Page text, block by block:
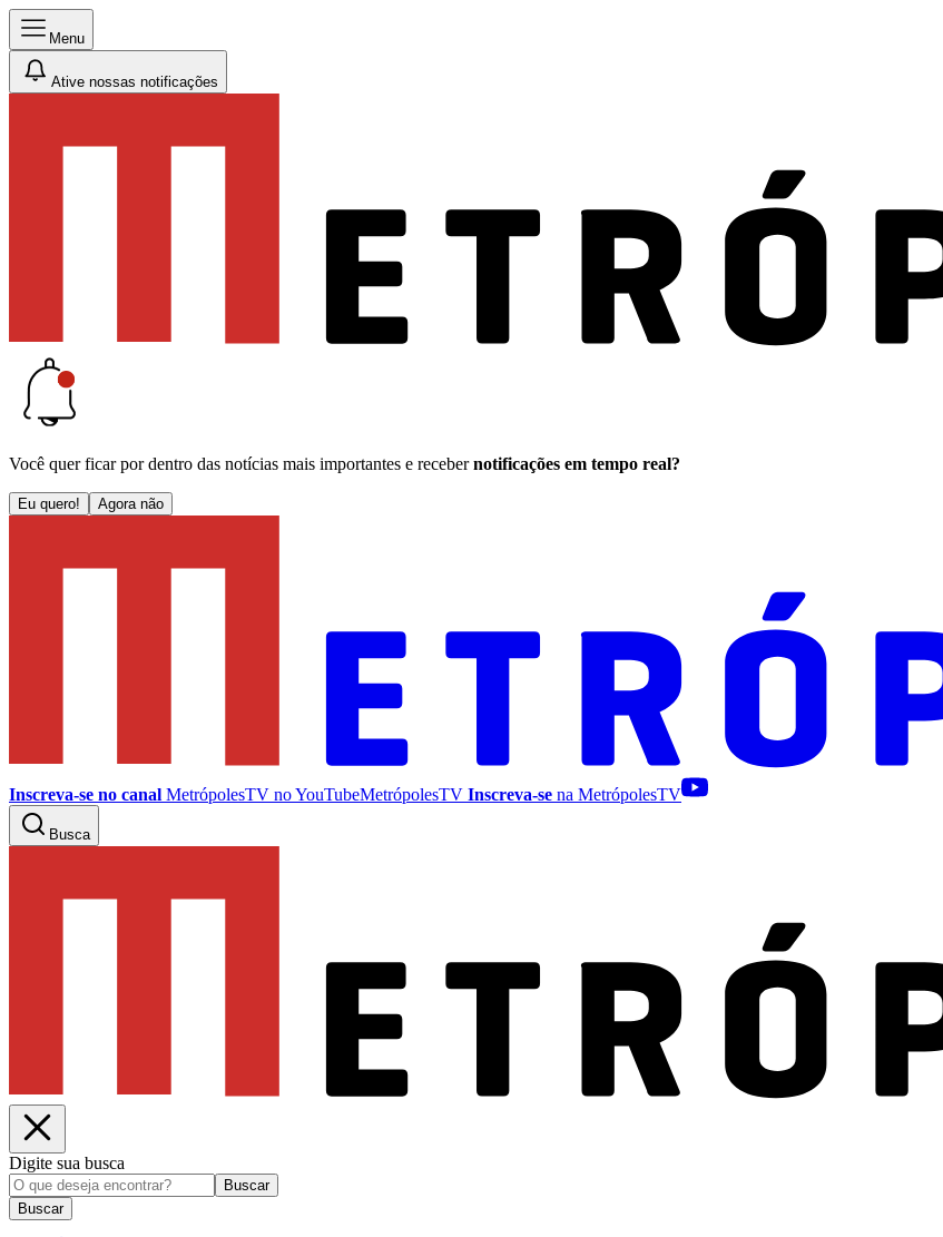
Menu
Ative nossas notificações
Você quer ficar por dentro das notícias mais importantes e receber notificações em tempo real?
Eu quero! Agora não
Inscreva-se no canal MetrópolesTV noYouTubeMetrópolesTV Inscreva-se na MetrópolesTV
Busca
Digite sua busca
Buscar
Buscar